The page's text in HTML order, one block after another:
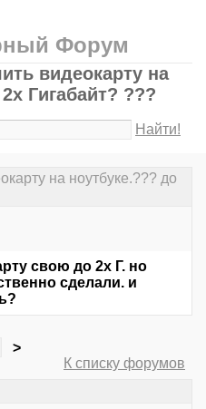
Форум
видеокарту на
Гигабайт? ???
Найти!
на ноутбуке.??? до
свою до 2х Г. но
сделали. и
>
К списку форумов